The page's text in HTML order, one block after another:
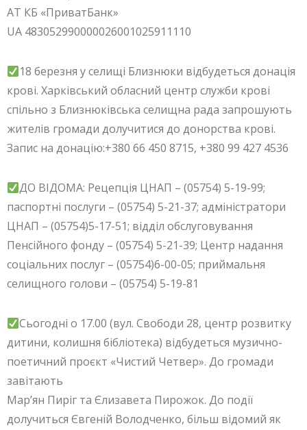
АТ КБ «ПриватБанк»
UA 483052990000026001025911110
18 березня у селищі Близнюки відбудеться донація
крові. Харківський обласний центр служби крові
спільно з Близнюківська селищна рада запрошують
жителів громади долучитися до донорства крові.
Запис на донацію:+380 66 450 8715, +380 99 427 4536
ДО ВІДОМА: Рецепція ЦНАП – (05754) 5-19-99;
паспортні послуги – (05754) 5-21-37; адміністратори
ЦНАП – (05754)5-17-51; відділ обслуговування
Пенсійного фонду – (05754) 5-21-39; Центр надання
соціальних послуг – (05754)6-00-05; приймальня
селищного голови – (05754) 5-19-81
Сьогодні о 17.00 (вул. Свободи 28, центр розвитку
дитини, колишня бібліотека) відбудеться музично-
поетичний проєкт «Чистий Четвер». До громади
завітають
Марʼян Пиріг та Єлизавета Пирожок. До події
долучиться Євгеній Володченко, більш відомий як